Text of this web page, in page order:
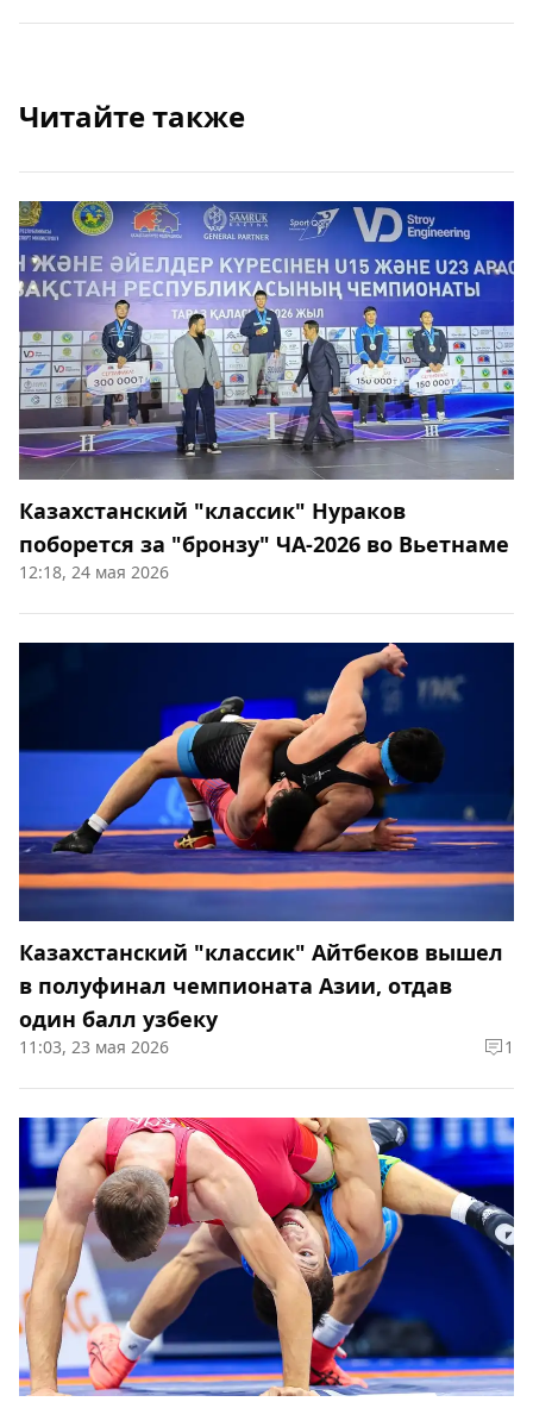
Читайте также
Казахстанский "классик" Нураков
поборется за "бронзу" ЧА-2026 во Вьетнаме
12:18, 24 мая 2026
Казахстанский "классик" Айтбеков вышел
в полуфинал чемпионата Азии, отдав
один балл узбеку
11:03, 23 мая 2026 1